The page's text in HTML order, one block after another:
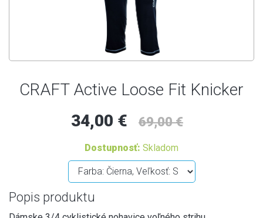
CRAFT Active Loose Fit Knicker
34,00 €
69,00 €
Dostupnosť: Skladom
Popis produktu